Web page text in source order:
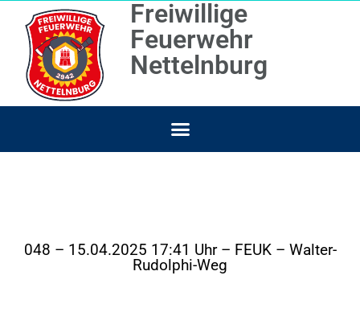
Freiwillige
Feuerwehr
Nettelnburg
048 – 15.04.2025 17:41 Uhr – FEUK – Walter-
Rudolphi-Weg